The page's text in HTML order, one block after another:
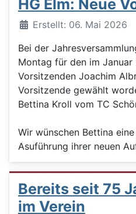
HG Elm: Neue
DetailsErstellt: 06. Mai 2026
Bei der
Montag für den im
Vorsitzenden Joachim
Vorsitzende gewählt
Bettina Kroll vom TC
Wir wünschen Bettina
Asuführung ihrer neuen
Bereits seit 75
im Verein